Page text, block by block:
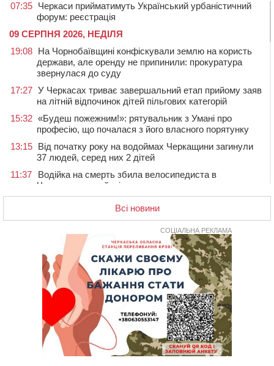
07:35 Черкаси прийматимуть Український урбаністичний
форум: реєстрація
09 СЕРПНЯ 2026, НЕДІЛЯ
19:08 На Чорнобаївщині конфіскували землю на користь
держави, але оренду не припинили: прокуратура
звернулася до суду
17:27 У Черкасах триває завершальний етап прийому заяв
на літній відпочинок дітей пільгових категорій
15:32 «Будеш пожежним!»: рятувальник з Умані про
професію, що почалася з його власного порятунку
13:15 Від початку року на водоймах Черкащини загинули
37 людей, серед них 2 дітей
11:37
Водійка на смерть збила велосипедиста в
Черкаському районі
Напав на собаку з палицею та намагався наїхати на
іншу тварину: на Уманщині поліція відкрила
Безкоштовне харчування, укриття та STEM: Черкаси
готують освітню галузь до нового навчального року
08 СЕРПНЯ 2026, СУБОТА
Черкаські вершники здобули нагороди української
першості
На Уманщині експосадовицю відділу освіти
судитимуть через завдані бюджету збитки
У Єрках прощатимуться з полеглим на Курщині
стрільцем ДШВ
Всі новини
СОЦІАЛЬНА РЕКЛАМА